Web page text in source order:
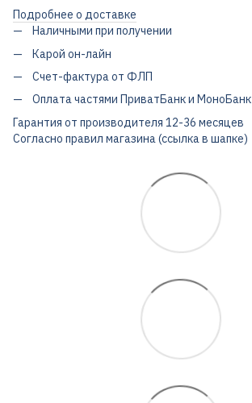
Подробнее о доставке
Наличными при получении
Карой он-лайн
Счет-фактура от ФЛП
Оплата частями ПриватБанк и МоноБанк
Гарантия от производителя 12-36 месяцев
Согласно правил магазина (ссылка в шапке)